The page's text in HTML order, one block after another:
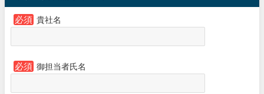
必須 貴社名
必須 御担当者氏名